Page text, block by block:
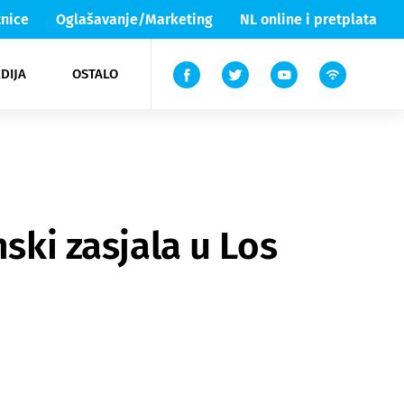
Oglašavanje/Marketing NL online i pretplata
OSTALO
Lika & Senj
TV
zasjala u Los